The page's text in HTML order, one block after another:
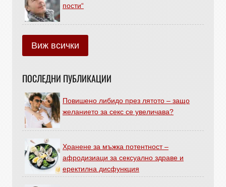
пости“
Виж всички
ПОСЛЕДНИ ПУБЛИКАЦИИ
Повишено либидо през лятото – защо
желанието за секс се увеличава?
Хранене за мъжка потентност –
афродизиаци за сексуално здраве и
еректилна дисфункция